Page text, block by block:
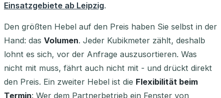
Einsatzgebiete ab Leipzig.
Den größten Hebel auf den Preis haben Sie selbst in der
Hand: das Volumen. Jeder Kubikmeter zählt, deshalb
lohnt es sich, vor der Anfrage auszusortieren. Was
nicht mit muss, fährt auch nicht mit - und drückt direkt
den Preis. Ein zweiter Hebel ist die Flexibilität beim
Termin: Wer dem Partnerbetrieb ein Fenster von